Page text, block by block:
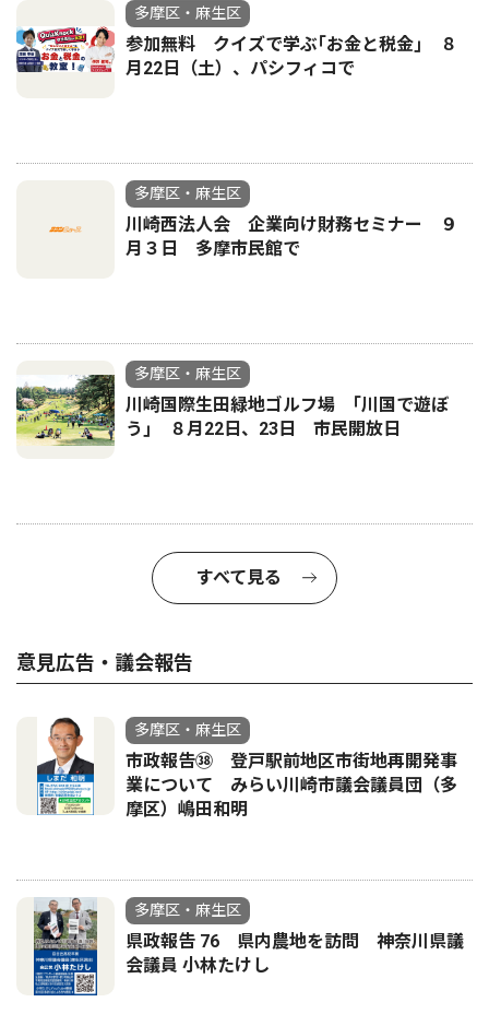
多摩区・麻生区
参加無料 クイズで学ぶ｢お金と税金｣ ８
月22日（土）、パシフィコで
多摩区・麻生区
川崎西法人会 企業向け財務セミナー ９
月３日 多摩市民館で
多摩区・麻生区
川崎国際生田緑地ゴルフ場 ｢川国で遊ぼ
う｣ ８月22日、23日 市民開放日
すべて見る
意見広告・議会報告
多摩区・麻生区
市政報告㊳ 登戸駅前地区市街地再開発事
業について みらい川崎市議会議員団（多
摩区）嶋田和明
多摩区・麻生区
県政報告 76 県内農地を訪問 神奈川県議
会議員 小林たけし